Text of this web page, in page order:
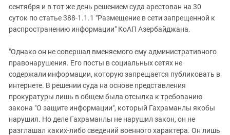
сентября и в тот же день решением суда арестован на 30
суток по статье 388-1.1.1 "Размещение в сети запрещенной к
распространению информации" КоАП Азербайджана.
"Однако он не совершал вменяемого ему административного
правонарушения. Его посты в социальных сетях не
содержали информации, которую запрещается публиковать в
интернете. В решении суда на основе представления
прокуратуры лишь в общем была отсылка к требованию
закона "О защите информации", который Гахраманлы якобы
нарушил. Но деле Гахраманлы не нарушил закон, он не
разглашал каких-либо сведений военного характера. Он лишь